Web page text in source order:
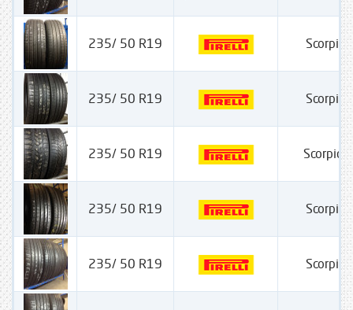
235/ 50 R19
235/ 50 R19
235/ 50 R19
235/ 50 R19
235/ 50 R19